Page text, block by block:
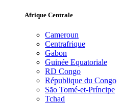
Afrique Centrale
Cameroun
Centrafrique
Gabon
Guinée Equatoriale
RD Congo
République du Congo
São Tomé-et-Príncipe
Tchad